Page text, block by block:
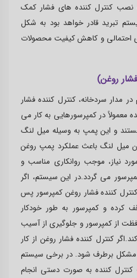
کنترل کننده های فشار کمک
تبرید قادر خواهد بود به شکل
احتمالی و کاهش کیفیت محصولات
مدار سردخانه، کنترل کننده فشار
معمولاً در کمپرسورهایی به کار می
و این پمپ به وسیله میل لنگ
میل لنگ باعث عملکرد پمپ روغن
نیاز، موجب روانکاری مناسب و
می گردد.در این سیستم، اگر
کننده فشار روغن کمپرسور پس
کرده و کمپرسور به طور خودکار
از کمپرسور و جلوگیری از آسیب
کنترل کننده فشار روغن از کار
و مشکل برطرف شود. در برخی سیستم
کننده به صورت دستی انجام